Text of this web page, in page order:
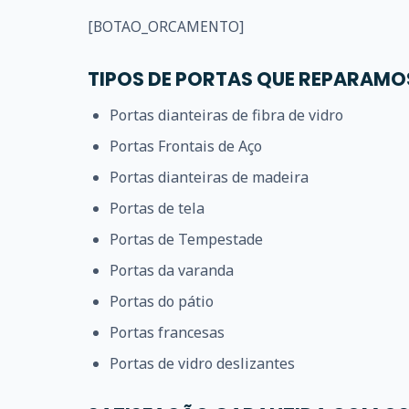
[BOTAO_ORCAMENTO]
TIPOS DE PORTAS QUE
Portas dianteiras de fibra de vidro
Portas Frontais de Aço
Portas dianteiras de madeira
Portas de tela
Portas de Tempestade
Portas da varanda
Portas do pátio
Portas francesas
Portas de vidro deslizantes